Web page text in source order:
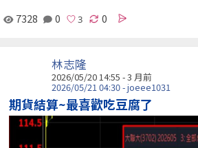
7328 0 0
林志隆
2026/05/20 14:55 - 3 月前
2026/05/21 04:30 - joeee1031
期貨結算~最喜歡吃豆腐了